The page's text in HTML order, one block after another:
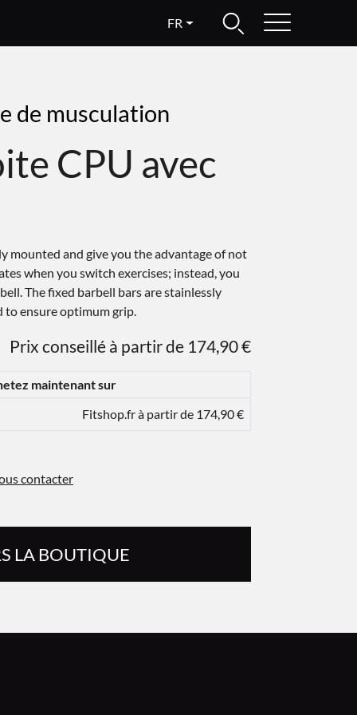
FR
de musculation
CPU avec
mounted and give you the advantage of not
when you switch exercises; instead, you
The fixed barbell bars are stainlessly
to ensure optimum grip.
Prix conseillé à partir de 174,90 €
maintenant sur
Fitshop.fr à partir de 174,90 €
contacter
LA BOUTIQUE